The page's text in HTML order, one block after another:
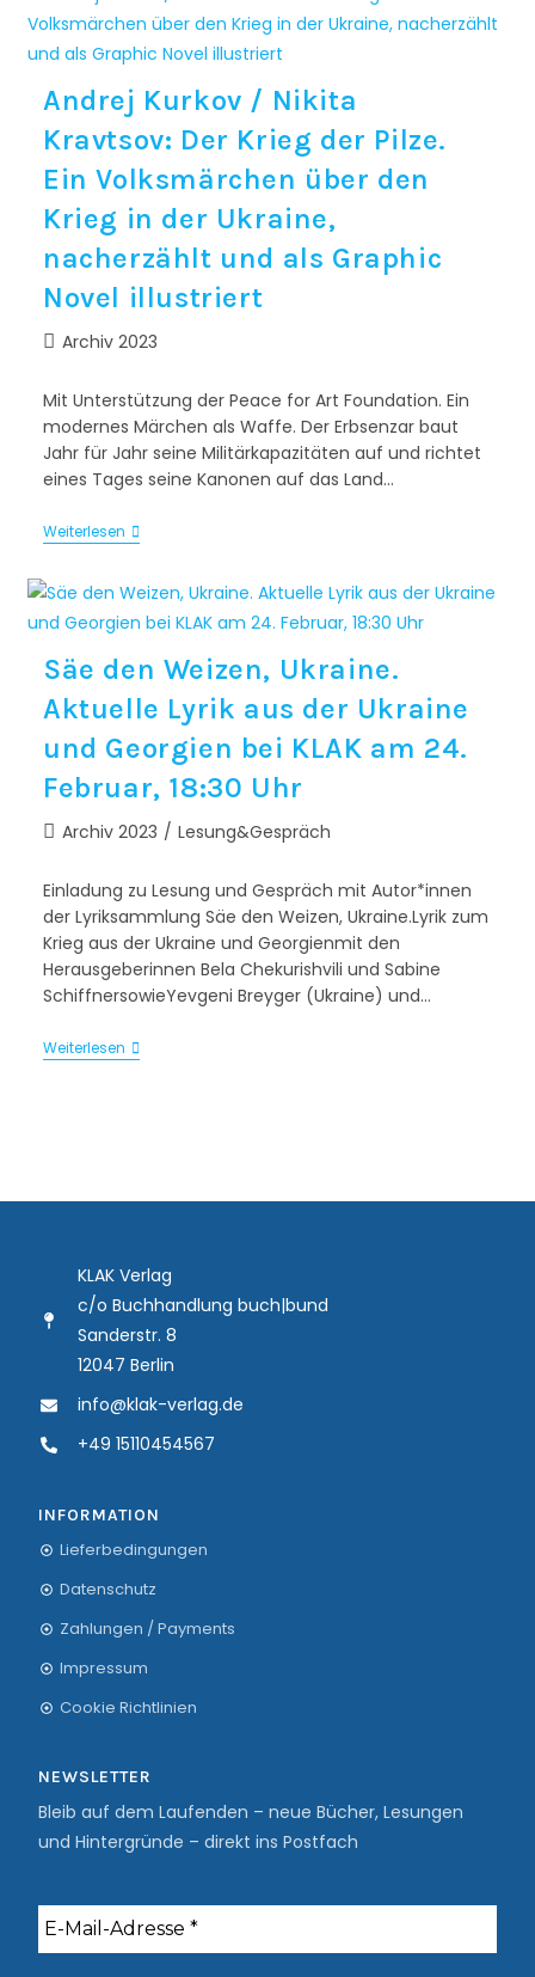
Andrej Kurkov / Nikita
Kravtsov: Der Krieg der Pilze.
Ein Volksmärchen über den
Krieg in der Ukraine,
nacherzählt und als Graphic
Novel illustriert
Archiv 2023
Mit Unterstützung der Peace for Art Foundation. Ein
modernes Märchen als Waffe. Der Erbsenzar baut
Jahr für Jahr seine Militärkapazitäten auf und richtet
eines Tages seine Kanonen auf das Land…
Weiterlesen
Säe den Weizen, Ukraine.
Aktuelle Lyrik aus der Ukraine
und Georgien bei KLAK am 24.
Februar, 18:30 Uhr
Archiv 2023 / Lesung&Gespräch
Einladung zu Lesung und Gespräch mit Autor*innen
der Lyriksammlung Säe den Weizen, Ukraine.Lyrik zum
Krieg aus der Ukraine und Georgienmit den
Herausgeberinnen Bela Chekurishvili und Sabine
SchiffnersowieYevgeni Breyger (Ukraine) und…
Weiterlesen
KLAK Verlag
c/o Buchhandlung buch|bund
Sanderstr. 8
12047 Berlin
info@klak-verlag.de
+49 15110454567
INFORMATION
Lieferbedingungen
Datenschutz
Zahlungen / Payments
Impressum
Cookie Richtlinien
NEWSLETTER
Bleib auf dem Laufenden – neue Bücher, Lesungen
und Hintergründe – direkt ins Postfach